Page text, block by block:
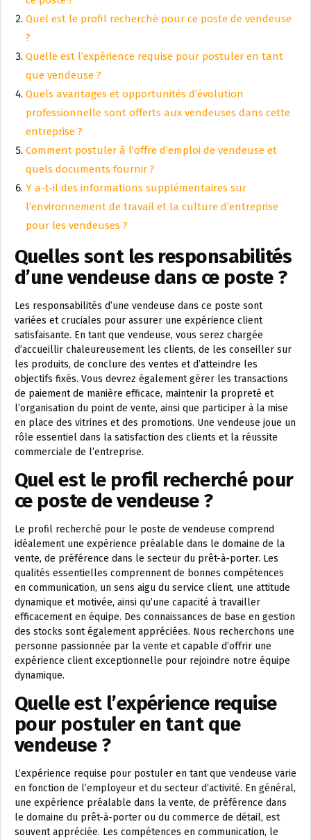
Quel est le profil recherché pour ce poste de vendeuse
?
Quelle est l’expérience requise pour postuler en tant
que vendeuse ?
Quels avantages et opportunités d’évolution
professionnelle sont offerts aux vendeuses dans cette
entreprise ?
Comment postuler à l’offre d’emploi de vendeuse et
quels documents fournir ?
Y a-t-il des informations supplémentaires sur
l’environnement de travail et la culture d’entreprise
pour les vendeuses ?
Quelles sont les responsabilités
d’une vendeuse dans ce poste ?
Les responsabilités d’une vendeuse dans ce poste sont
variées et cruciales pour assurer une expérience client
satisfaisante. En tant que vendeuse, vous serez chargée
d’accueillir chaleureusement les clients, de les conseiller sur
les produits, de conclure des ventes et d’atteindre les
objectifs fixés. Vous devrez également gérer les transactions
de paiement de manière efficace, maintenir la propreté et
l’organisation du point de vente, ainsi que participer à la mise
en place des vitrines et des promotions. Une vendeuse joue un
rôle essentiel dans la satisfaction des clients et la réussite
commerciale de l’entreprise.
Quel est le profil recherché pour
ce poste de vendeuse ?
Le profil recherché pour le poste de vendeuse comprend
idéalement une expérience préalable dans le domaine de la
vente, de préférence dans le secteur du prêt-à-porter. Les
qualités essentielles comprennent de bonnes compétences
en communication, un sens aigu du service client, une attitude
dynamique et motivée, ainsi qu’une capacité à travailler
efficacement en équipe. Des connaissances de base en gestion
des stocks sont également appréciées. Nous recherchons une
personne passionnée par la vente et capable d’offrir une
expérience client exceptionnelle pour rejoindre notre équipe
dynamique.
Quelle est l’expérience requise
pour postuler en tant que
vendeuse ?
L’expérience requise pour postuler en tant que vendeuse varie
en fonction de l’employeur et du secteur d’activité. En général,
une expérience préalable dans la vente, de préférence dans
le domaine du prêt-à-porter ou du commerce de détail, est
souvent appréciée. Les compétences en communication, le